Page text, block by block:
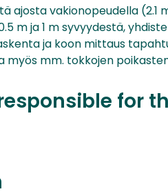
ajosta vakionopeudella (2.1
m ja 1 m syvyydestä,
ja koon mittaus
myös mm. tokkojen
for